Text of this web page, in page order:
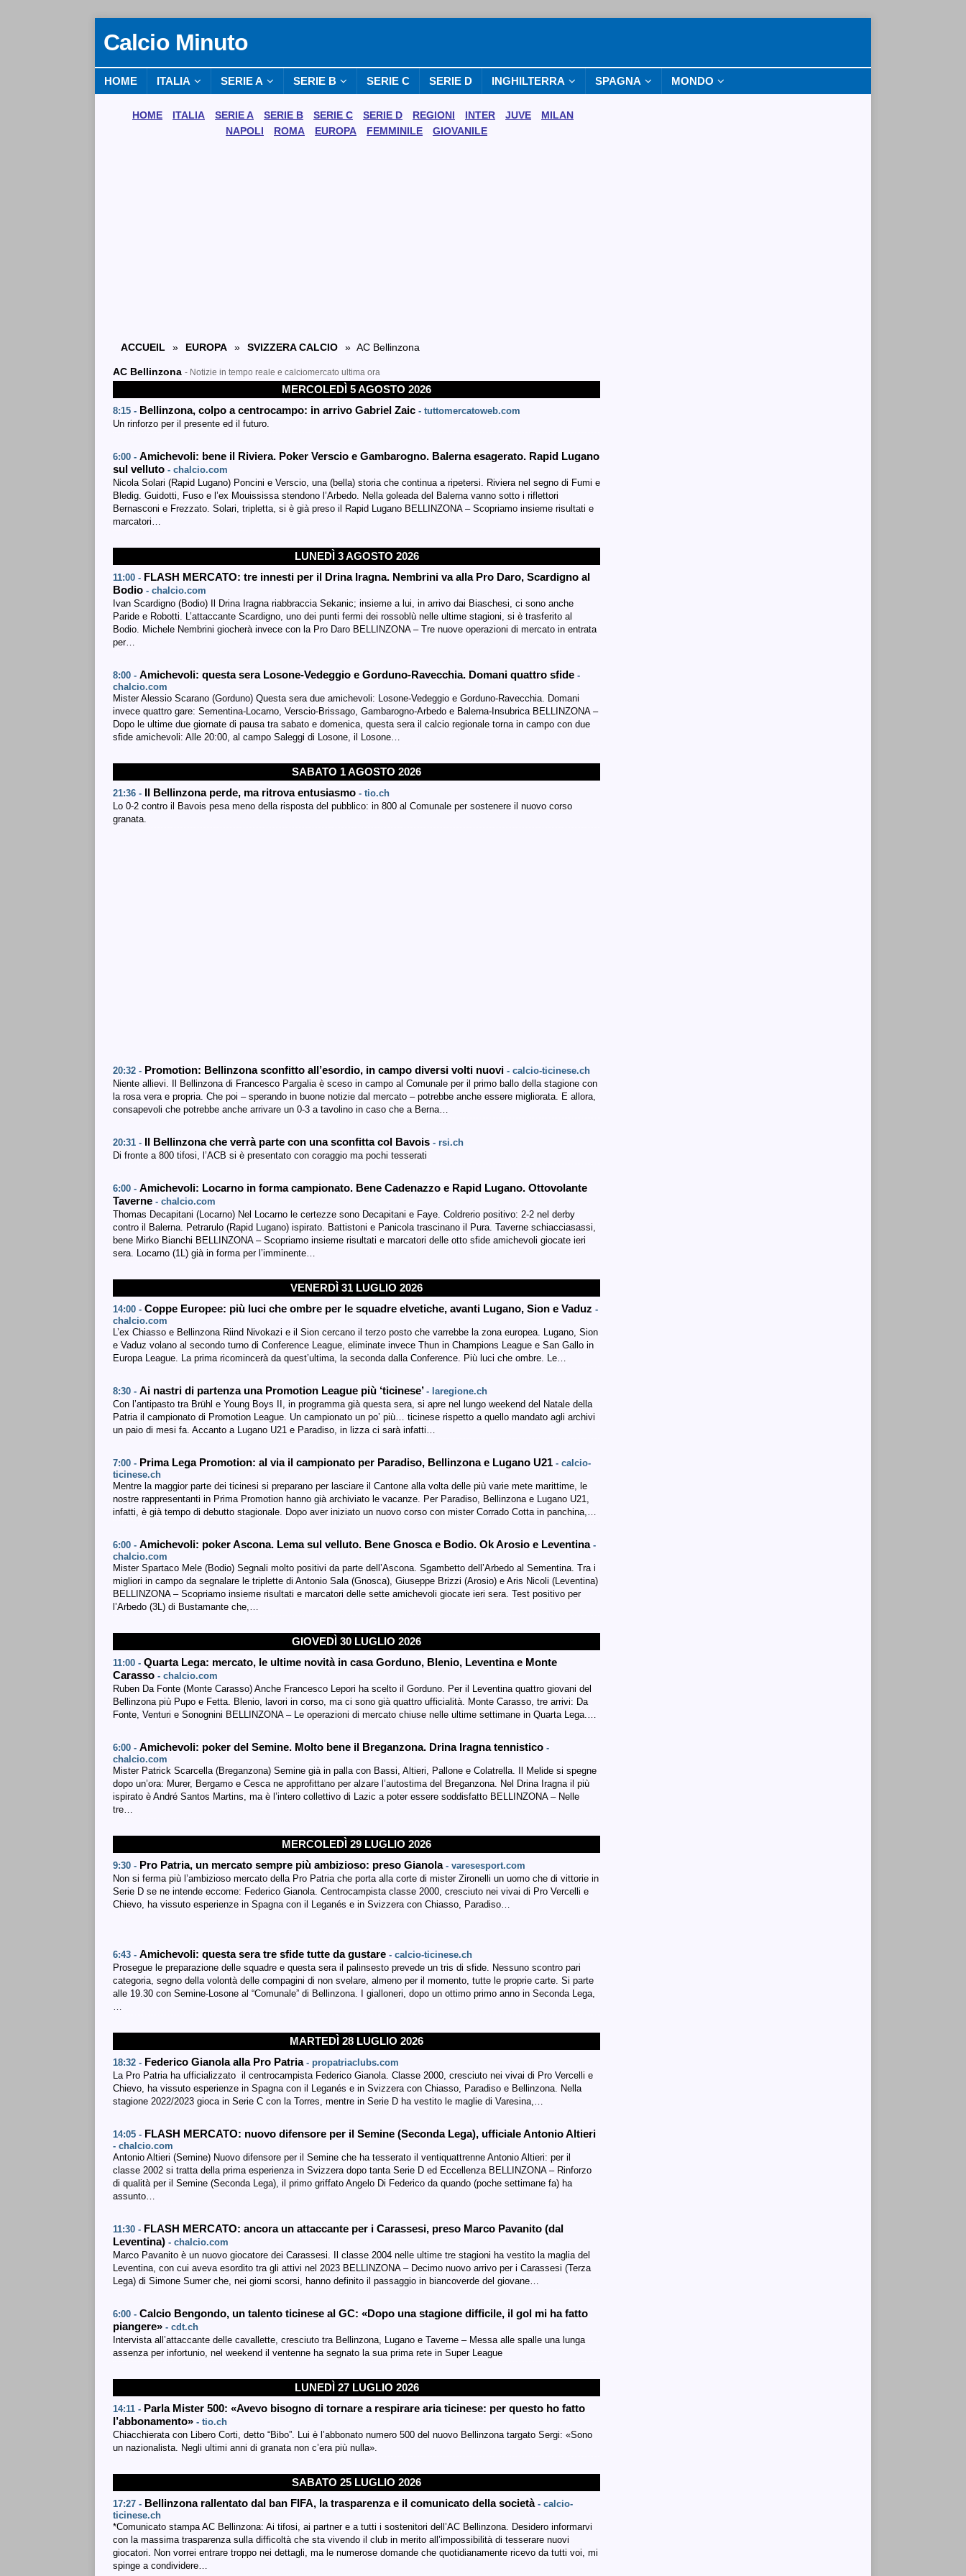
Calcio Minuto
HOME ITALIA SERIE A SERIE B SERIE C SERIE D INGHILTERRA SPAGNA MONDO
HOME ITALIA SERIE A SERIE B SERIE C SERIE D REGIONI INTER JUVE
MILAN
NAPOLI
ROMA EUROPA FEMMINILE GIOVANILE
ACCUEIL » EUROPA » SVIZZERA CALCIO » AC Bellinzona
AC Bellinzona - Notizie in tempo reale e calciomercato ultima ora
MERCOLEDÌ 5 AGOSTO 2026
8:15 - Bellinzona, colpo a centrocampo: in arrivo Gabriel Zaic - tuttomercatoweb.com
Un rinforzo per il presente ed il futuro.
6:00 - Amichevoli: bene il Riviera. Poker Verscio e Gambarogno. Balerna esagerato. Rapid Lugano
sul velluto - chalcio.com
Nicola Solari (Rapid Lugano) Poncini e Verscio, una (bella) storia che continua a ripetersi. Riviera nel segno di Fumi e
Bledig. Guidotti, Fuso e l’ex Mouississa stendono l’Arbedo. Nella goleada del Balerna vanno sotto i riflettori
Bernasconi e Frezzato. Solari, tripletta, si è già preso il Rapid Lugano BELLINZONA – Scopriamo insieme risultati e
marcatori…
LUNEDÌ 3 AGOSTO 2026
11:00 - FLASH MERCATO: tre innesti per il Drina Iragna. Nembrini va alla Pro Daro, Scardigno al
Bodio - chalcio.com
Ivan Scardigno (Bodio) Il Drina Iragna riabbraccia Sekanic; insieme a lui, in arrivo dai Biaschesi, ci sono anche
Paride e Robotti. L’attaccante Scardigno, uno dei punti fermi dei rossoblù nelle ultime stagioni, si è trasferito al
Bodio. Michele Nembrini giocherà invece con la Pro Daro BELLINZONA – Tre nuove operazioni di mercato in entrata
per…
8:00 - Amichevoli: questa sera Losone-Vedeggio e Gorduno-Ravecchia. Domani quattro sfide -
chalcio.com
Mister Alessio Scarano (Gorduno) Questa sera due amichevoli: Losone-Vedeggio e Gorduno-Ravecchia. Domani
invece quattro gare: Sementina-Locarno, Verscio-Brissago, Gambarogno-Arbedo e Balerna-Insubrica BELLINZONA –
Dopo le ultime due giornate di pausa tra sabato e domenica, questa sera il calcio regionale torna in campo con due
sfide amichevoli: Alle 20:00, al campo Saleggi di Losone, il Losone…
SABATO 1 AGOSTO 2026
21:36 - Il Bellinzona perde, ma ritrova entusiasmo - tio.ch
Lo 0-2 contro il Bavois pesa meno della risposta del pubblico: in 800 al Comunale per sostenere il nuovo corso
granata.
20:32 - Promotion: Bellinzona sconfitto all’esordio, in campo diversi volti nuovi - calcio-ticinese.ch
Niente allievi. Il Bellinzona di Francesco Pargalia è sceso in campo al Comunale per il primo ballo della stagione con
la rosa vera e propria. Che poi – sperando in buone notizie dal mercato – potrebbe anche essere migliorata. E allora,
consapevoli che potrebbe anche arrivare un 0-3 a tavolino in caso che a Berna…
20:31 - Il Bellinzona che verrà parte con una sconfitta col Bavois - rsi.ch
Di fronte a 800 tifosi, l’ACB si è presentato con coraggio ma pochi tesserati
6:00 - Amichevoli: Locarno in forma campionato. Bene Cadenazzo e Rapid Lugano. Ottovolante
Taverne - chalcio.com
Thomas Decapitani (Locarno) Nel Locarno le certezze sono Decapitani e Faye. Coldrerio positivo: 2-2 nel derby
contro il Balerna. Petrarulo (Rapid Lugano) ispirato. Battistoni e Panicola trascinano il Pura. Taverne schiacciasassi,
bene Mirko Bianchi BELLINZONA – Scopriamo insieme risultati e marcatori delle otto sfide amichevoli giocate ieri
sera. Locarno (1L) già in forma per l’imminente…
VENERDÌ 31 LUGLIO 2026
14:00 - Coppe Europee: più luci che ombre per le squadre elvetiche, avanti Lugano, Sion e Vaduz -
chalcio.com
L’ex Chiasso e Bellinzona Riind Nivokazi e il Sion cercano il terzo posto che varrebbe la zona europea. Lugano, Sion
e Vaduz volano al secondo turno di Conference League, eliminate invece Thun in Champions League e San Gallo in
Europa League. La prima ricomincerà da quest’ultima, la seconda dalla Conference. Più luci che ombre. Le…
8:30 - Ai nastri di partenza una Promotion League più ‘ticinese’ - laregione.ch
Con l’antipasto tra Brühl e Young Boys II, in programma già questa sera, si apre nel lungo weekend del Natale della
Patria il campionato di Promotion League. Un campionato un po’ più… ticinese rispetto a quello mandato agli archivi
un paio di mesi fa. Accanto a Lugano U21 e Paradiso, in lizza ci sarà infatti…
7:00 - Prima Lega Promotion: al via il campionato per Paradiso, Bellinzona e Lugano U21 - calcio-
ticinese.ch
Mentre la maggior parte dei ticinesi si preparano per lasciare il Cantone alla volta delle più varie mete marittime, le
nostre rappresentanti in Prima Promotion hanno già archiviato le vacanze. Per Paradiso, Bellinzona e Lugano U21,
infatti, è già tempo di debutto stagionale. Dopo aver iniziato un nuovo corso con mister Corrado Cotta in panchina,…
6:00 - Amichevoli: poker Ascona. Lema sul velluto. Bene Gnosca e Bodio. Ok Arosio e Leventina -
chalcio.com
Mister Spartaco Mele (Bodio) Segnali molto positivi da parte dell’Ascona. Sgambetto dell’Arbedo al Sementina. Tra i
migliori in campo da segnalare le triplette di Antonio Sala (Gnosca), Giuseppe Brizzi (Arosio) e Aris Nicoli (Leventina)
BELLINZONA – Scopriamo insieme risultati e marcatori delle sette amichevoli giocate ieri sera. Test positivo per
l’Arbedo (3L) di Bustamante che,…
GIOVEDÌ 30 LUGLIO 2026
11:00 - Quarta Lega: mercato, le ultime novità in casa Gorduno, Blenio, Leventina e Monte
Carasso - chalcio.com
Ruben Da Fonte (Monte Carasso) Anche Francesco Lepori ha scelto il Gorduno. Per il Leventina quattro giovani del
Bellinzona più Pupo e Fetta. Blenio, lavori in corso, ma ci sono già quattro ufficialità. Monte Carasso, tre arrivi: Da
Fonte, Venturi e Sonognini BELLINZONA – Le operazioni di mercato chiuse nelle ultime settimane in Quarta Lega.…
6:00 - Amichevoli: poker del Semine. Molto bene il Breganzona. Drina Iragna tennistico -
chalcio.com
Mister Patrick Scarcella (Breganzona) Semine già in palla con Bassi, Altieri, Pallone e Colatrella. Il Melide si spegne
dopo un’ora: Murer, Bergamo e Cesca ne approfittano per alzare l’autostima del Breganzona. Nel Drina Iragna il più
ispirato è André Santos Martins, ma è l’intero collettivo di Lazic a poter essere soddisfatto BELLINZONA – Nelle
tre…
MERCOLEDÌ 29 LUGLIO 2026
9:30 - Pro Patria, un mercato sempre più ambizioso: preso Gianola - varesesport.com
Non si ferma più l’ambizioso mercato della Pro Patria che porta alla corte di mister Zironelli un uomo che di vittorie in
Serie D se ne intende eccome: Federico Gianola. Centrocampista classe 2000, cresciuto nei vivai di Pro Vercelli e
Chievo, ha vissuto esperienze in Spagna con il Leganés e in Svizzera con Chiasso, Paradiso…
6:43 - Amichevoli: questa sera tre sfide tutte da gustare - calcio-ticinese.ch
Prosegue le preparazione delle squadre e questa sera il palinsesto prevede un tris di sfide. Nessuno scontro pari
categoria, segno della volontà delle compagini di non svelare, almeno per il momento, tutte le proprie carte. Si parte
alle 19.30 con Semine-Losone al “Comunale” di Bellinzona. I gialloneri, dopo un ottimo primo anno in Seconda Lega,
…
MARTEDÌ 28 LUGLIO 2026
18:32 - Federico Gianola alla Pro Patria - propatriaclubs.com
La Pro Patria ha ufficializzato il centrocampista Federico Gianola. Classe 2000, cresciuto nei vivai di Pro Vercelli e
Chievo, ha vissuto esperienze in Spagna con il Leganés e in Svizzera con Chiasso, Paradiso e Bellinzona. Nella
stagione 2022/2023 gioca in Serie C con la Torres, mentre in Serie D ha vestito le maglie di Varesina,…
14:05 - FLASH MERCATO: nuovo difensore per il Semine (Seconda Lega), ufficiale Antonio Altieri
- chalcio.com
Antonio Altieri (Semine) Nuovo difensore per il Semine che ha tesserato il ventiquattrenne Antonio Altieri: per il
classe 2002 si tratta della prima esperienza in Svizzera dopo tanta Serie D ed Eccellenza BELLINZONA – Rinforzo
di qualità per il Semine (Seconda Lega), il primo griffato Angelo Di Federico da quando (poche settimane fa) ha
assunto…
11:30 - FLASH MERCATO: ancora un attaccante per i Carassesi, preso Marco Pavanito (dal
Leventina) - chalcio.com
Marco Pavanito è un nuovo giocatore dei Carassesi. Il classe 2004 nelle ultime tre stagioni ha vestito la maglia del
Leventina, con cui aveva esordito tra gli attivi nel 2023 BELLINZONA – Decimo nuovo arrivo per i Carassesi (Terza
Lega) di Simone Sumer che, nei giorni scorsi, hanno definito il passaggio in biancoverde del giovane…
6:00 - Calcio Bengondo, un talento ticinese al GC: «Dopo una stagione difficile, il gol mi ha fatto
piangere» - cdt.ch
Intervista all’attaccante delle cavallette, cresciuto tra Bellinzona, Lugano e Taverne – Messa alle spalle una lunga
assenza per infortunio, nel weekend il ventenne ha segnato la sua prima rete in Super League
LUNEDÌ 27 LUGLIO 2026
14:11 - Parla Mister 500: «Avevo bisogno di tornare a respirare aria ticinese: per questo ho fatto
l’abbonamento» - tio.ch
Chiacchierata con Libero Corti, detto “Bibo”. Lui è l’abbonato numero 500 del nuovo Bellinzona targato Sergi: «Sono
un nazionalista. Negli ultimi anni di granata non c’era più nulla».
SABATO 25 LUGLIO 2026
17:27 - Bellinzona rallentato dal ban FIFA, la trasparenza e il comunicato della società - calcio-
ticinese.ch
*Comunicato stampa AC Bellinzona: Ai tifosi, ai partner e a tutti i sostenitori dell’AC Bellinzona. Desidero informarvi
con la massima trasparenza sulla difficoltà che sta vivendo il club in merito all’impossibilità di tesserare nuovi
giocatori. Non vorrei entrare troppo nei dettagli, ma le numerose domande che quotidianamente ricevo da tutti voi, mi
spinge a condividere…